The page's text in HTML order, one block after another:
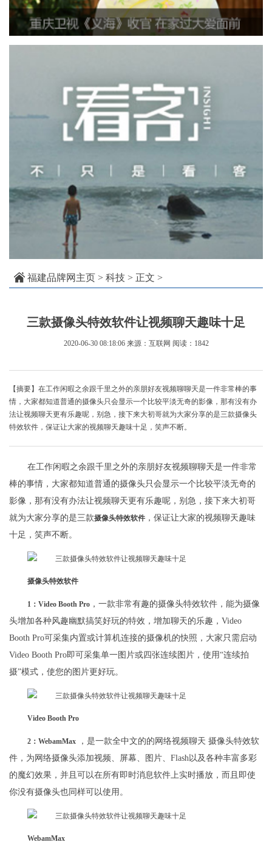
福建品牌网主页 > 科技 > 正文 >
三款摄像头特效软件让视频聊天趣味十足
2020-06-30 08:18:06 来源：互联网 阅读：1842
【摘要】在工作闲暇之余跟千里之外的亲朋好友视频聊聊天是一件非常棒的事
情，大家都知道普通的摄像头只会显示一个比较平淡无奇的影像，那有没有办
法让视频聊天更有乐趣呢，别急，接下来大初哥就为大家分享的是三款摄像头
特效软件，保证让大家的视频聊天趣味十足，笑声不断。
在工作闲暇之余跟千里之外的亲朋好友视频聊聊天是一件非常
棒的事情，大家都知道普通的摄像头只会显示一个比较平淡无奇的
影像，那有没有办法让视频聊天更有乐趣呢，别急，接下来大初哥
就为大家分享的是三款摄像头特效软件 ，保证让大家的视频聊天趣味
十足，笑声不断。
摄像头特效软件
1：Video Booth Pro ，一款非常有趣的摄像头特效软件，能为摄像
头增加各种风趣幽默搞笑好玩的特效，增加聊天的乐趣，Video
Booth Pro可采集内置或计算机连接的摄像机的快照，大家只需启动
Video Booth Pro即可采集单一图片或四张连续图片，使用“连续拍
摄”模式，使您的图片更好玩。
Video Booth Pro
2：WebamMax ，是一款全中文的的网络视频聊天 摄像头特效软
件，为网络摄像头添加视频、屏幕、图片、Flash以及各种丰富多彩
的魔幻效果，并且可以在所有即时消息软件上实时播放，而且即使
你没有摄像头也同样可以使用。
WebamMax